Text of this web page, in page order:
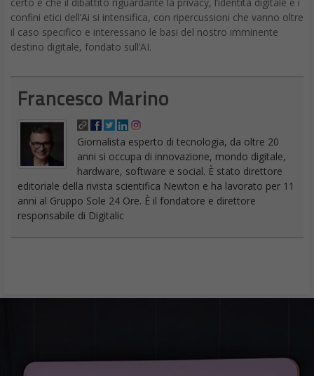
confini etici dell’Ai si intensifica, con ripercussioni che vanno oltre
il caso specifico e interessano le basi del nostro imminente
destino digitale, fondato sull’AI.
Francesco Marino
Giornalista esperto di tecnologia, da oltre 20
anni si occupa di innovazione, mondo digitale,
hardware, software e social. È stato direttore
editoriale della rivista scientifica Newton e ha lavorato per 11
anni al Gruppo Sole 24 Ore. È il fondatore e direttore
responsabile di Digitalic